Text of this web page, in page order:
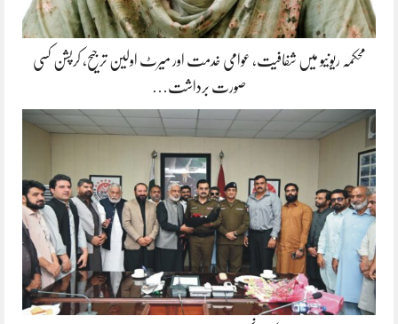
محکمہ ریونیو میں شفافیت، عوامی خدمت اور میرٹ اولین ترجیح، کرپشن کسی
صورت برداشت…